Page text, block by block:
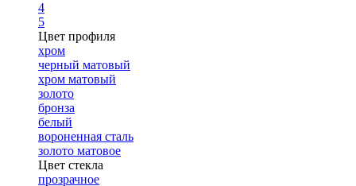
4
5
Цвет профиля
хром
черный матовый
хром матовый
золото
бронза
белый
вороненная сталь
золото матовое
Цвет стекла
прозрачное